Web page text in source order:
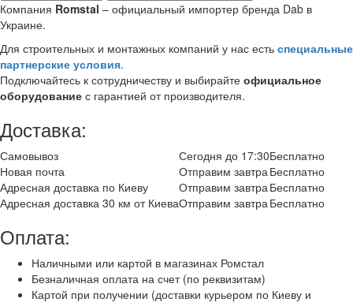
Компания Romstal – официальный импортер бренда Dab в
Украине.
Для строительных и монтажных компаний у нас есть специальные
партнерские условия.
Подключайтесь к сотрудничеству и выбирайте официальное
оборудование с гарантией от производителя.
Доставка:
Самовывоз Сегодня до 17:30Бесплатно
Новая почта
Отправим завтраБесплатно
Адресная доставка по Киеву
Отправим завтраБесплатно
Адресная доставка 30 км от КиеваОтправим завтраБесплатно
Оплата:
Наличными или картой в магазинах Ромстал
Безналичная оплата на счет (по реквизитам)
Картой при получении (доставки курьером по Киеву и